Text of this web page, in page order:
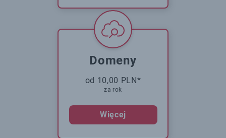
Domeny
od 10,00 PLN*
za rok
Więcej